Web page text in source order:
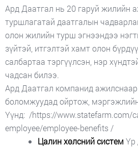
Aрд Даатгал нь 20 гаруй жилийн
туршлагатай даатгалын
олон жилийн турш эгнээндээ
зүйтэй, итгэлтэй хамт олон
салбартаа тэргүүлсэн, нэр
чадсан билээ.
Ард Даатгал компанид ажилснаар
боломжуудад ойртож,
Үүнд: /https://www.statefarm.com/
employee/employee-benefits /
Цалин хөлсний систем Үр